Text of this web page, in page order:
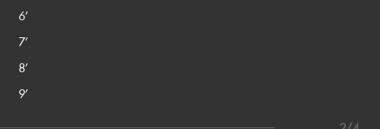
6’
7’
8’
9’